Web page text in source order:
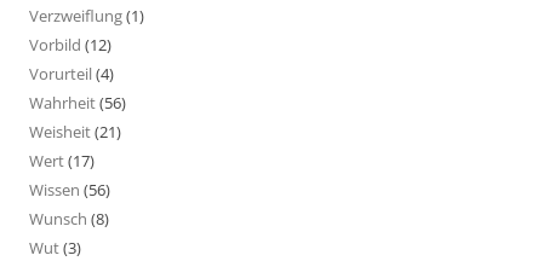
Verzweiflung(1)
Vorbild (12)
Vorurteil(4)
Wahrheit(56)
Weisheit(21)
Wert(17)
Wissen (56)
Wunsch (8)
Wut(3)